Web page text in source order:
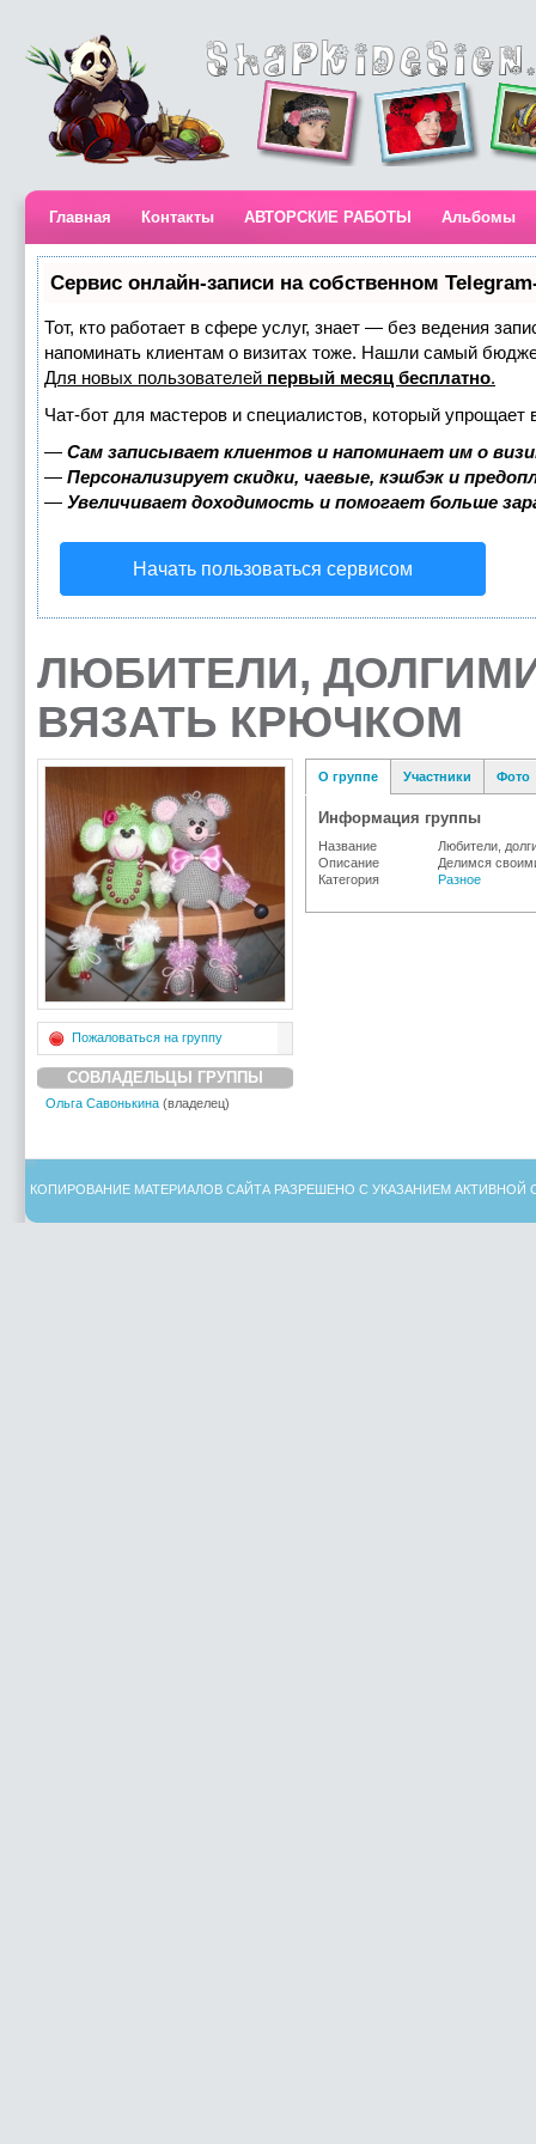
Главная Контакты АВТОРСКИЕ РАБОТЫ Альбомы
Сервис онлайн-записи на собственном
Тот, кто работает в сфере услуг, знает — без ведения
напоминать клиентам о визитах тоже. Нашли самый
Для новых пользователей первый месяц бесплатно.
Чат-бот для мастеров и специалистов, который упрощает
— Сам записывает клиентов и напоминает им о
— Персонализирует скидки, чаевые, кэшбэк и
— Увеличивает доходимость и помогает больше
Начать пользоваться сервисом
ЛЮБИТЕЛИ,
ВЯЗАТЬ КРЮЧКОМ
Пожаловаться на группу
СОВЛАДЕЛЬЦЫ ГРУППЫ
Ольга Савонькина (владелец)
О группе Участники Фото
Информация группы
Название
Любители,
Описание
Делимся
Категория
Разное
КОПИРОВАНИЕ МАТЕРИАЛОВ САЙТА РАЗРЕШЕНО С УКАЗАНИЕМ АКТИВНОЙ